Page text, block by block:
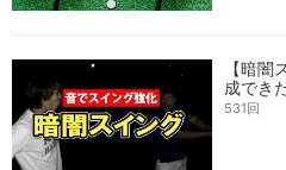
【暗
成でき
531回